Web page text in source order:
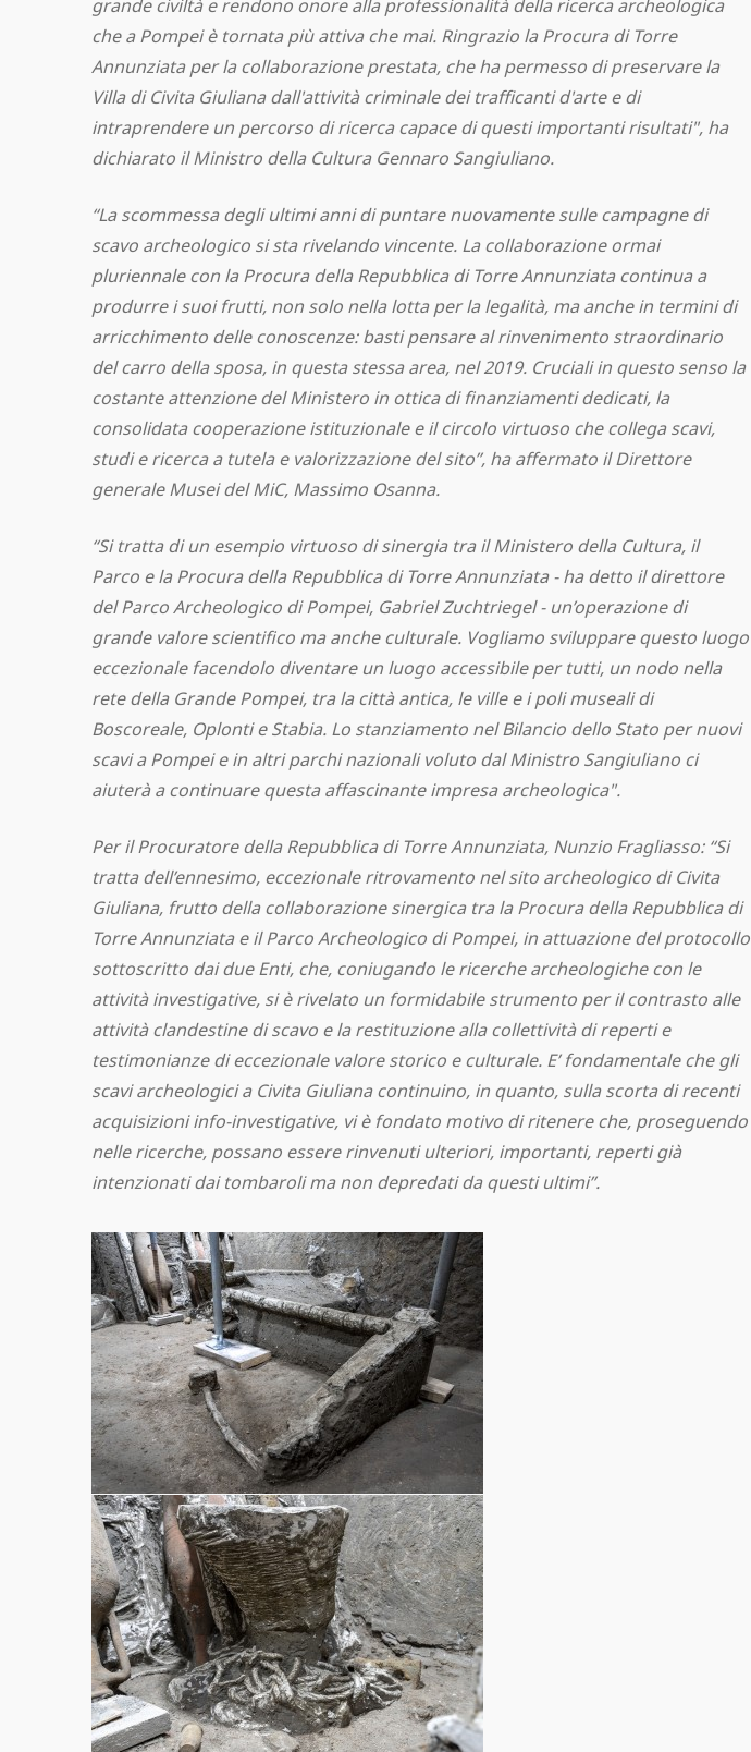
grande civiltà e rendono onore alla professionalità della ricerca archeologica
che a Pompei è tornata più attiva che mai. Ringrazio la Procura di Torre
Annunziata per la collaborazione prestata, che ha permesso di preservare la
Villa di Civita Giuliana dall'attività criminale dei trafficanti d'arte e di
intraprendere un percorso di ricerca capace di questi importanti risultati", ha
dichiarato il Ministro della Cultura Gennaro Sangiuliano.
“La scommessa degli ultimi anni di puntare nuovamente sulle campagne di
scavo archeologico si sta rivelando vincente. La collaborazione ormai
pluriennale con la Procura della Repubblica di Torre Annunziata continua a
produrre i suoi frutti, non solo nella lotta per la legalità, ma anche in termini di
arricchimento delle conoscenze: basti pensare al rinvenimento straordinario
del carro della sposa, in questa stessa area, nel 2019. Cruciali in questo senso la
costante attenzione del Ministero in ottica di finanziamenti dedicati, la
consolidata cooperazione istituzionale e il circolo virtuoso che collega scavi,
studi e ricerca a tutela e valorizzazione del sito”, ha affermato il Direttore
generale Musei del MiC, Massimo Osanna.
“Si tratta di un esempio virtuoso di sinergia tra il Ministero della Cultura, il
Parco e la Procura della Repubblica di Torre Annunziata - ha detto il direttore
del Parco Archeologico di Pompei, Gabriel Zuchtriegel - un’operazione di
grande valore scientifico ma anche culturale. Vogliamo sviluppare questo luogo
eccezionale facendolo diventare un luogo accessibile per tutti, un nodo nella
rete della Grande Pompei, tra la città antica, le ville e i poli museali di
Boscoreale, Oplonti e Stabia. Lo stanziamento nel Bilancio dello Stato per nuovi
scavi a Pompei e in altri parchi nazionali voluto dal Ministro Sangiuliano ci
aiuterà a continuare questa affascinante impresa archeologica".
Per il Procuratore della Repubblica di Torre Annunziata, Nunzio Fragliasso: “Si
tratta dell’ennesimo, eccezionale ritrovamento nel sito archeologico di Civita
Giuliana, frutto della collaborazione sinergica tra la Procura della Repubblica di
Torre Annunziata e il Parco Archeologico di Pompei, in attuazione del protocollo
sottoscritto dai due Enti, che, coniugando le ricerche archeologiche con le
attività investigative, si è rivelato un formidabile strumento per il contrasto alle
attività clandestine di scavo e la restituzione alla collettività di reperti e
testimonianze di eccezionale valore storico e culturale. E’ fondamentale che gli
scavi archeologici a Civita Giuliana continuino, in quanto, sulla scorta di recenti
acquisizioni info-investigative, vi è fondato motivo di ritenere che, proseguendo
nelle ricerche, possano essere rinvenuti ulteriori, importanti, reperti già
intenzionati dai tombaroli ma non depredati da questi ultimi”.